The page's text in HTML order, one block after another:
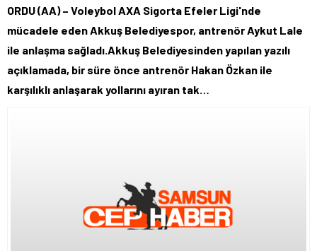
DOLAR
47,7111
ORDU (AA) – Voleybol AXA Sigorta Efeler Ligi'nde
mücadele eden Akkuş Belediyespor, antrenör Aykut Lale
ile anlaşma sağladı.Akkuş Belediyesinden yapılan yazılı
açıklamada, bir süre önce antrenör Hakan Özkan ile
karşılıklı anlaşarak yollarını ayıran tak…